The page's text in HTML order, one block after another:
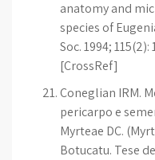
anatomy and
species of
Soc. 1994; 115(2):
[CrossRef]
Coneglian IRM.
pericarpo e
Myrteae DC.
Botucatu. Tese